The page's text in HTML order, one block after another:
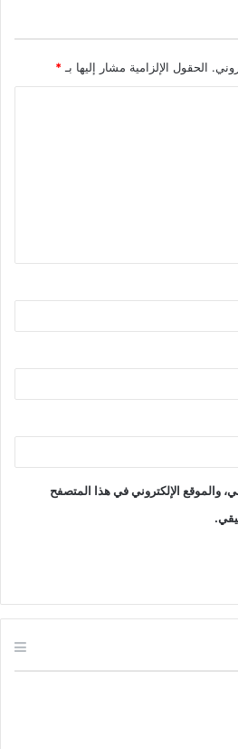
الحقول الإلزامية مشار إليها بـ*
والموقع الإلكتروني في هذا المتصفح